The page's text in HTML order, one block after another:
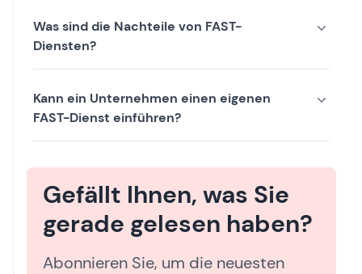
Was sind die Nachteile von FAST-
Diensten?
Kann ein Unternehmen einen eigenen
FAST-Dienst einführen?
Gefällt Ihnen, was Sie
gerade gelesen haben?
Abonnieren Sie, um die neuesten